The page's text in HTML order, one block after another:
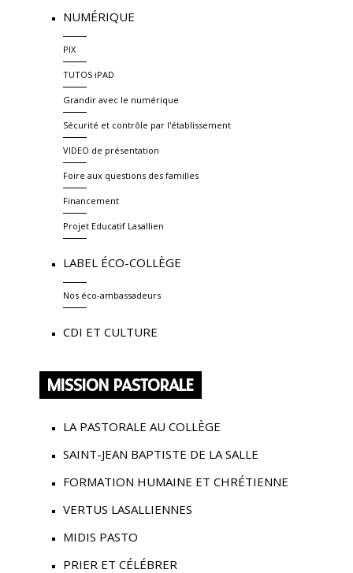
NUMÉRIQUE
PIX
TUTOS iPAD
Grandir avec le numérique
Sécurité et contrôle par l'établissement
VIDEO de présentation
Foire aux questions des familles
Financement
Projet Educatif Lasallien
LABEL ÉCO-COLLÈGE
Nos éco-ambassadeurs
CDI ET CULTURE
MISSION PASTORALE
LA PASTORALE AU COLLÈGE
SAINT-JEAN BAPTISTE DE LA SALLE
FORMATION HUMAINE ET CHRÉTIENNE
VERTUS LASALLIENNES
MIDIS PASTO
PRIER ET CÉLÉBRER